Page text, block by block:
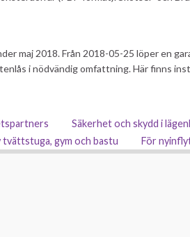
maj 2018. Från 2018-05-25 löper en
i nödvändig omfattning. Här finns
Säkerhet och skydd i
tvättstuga, gym och bastu För